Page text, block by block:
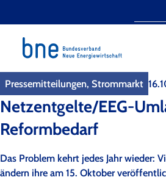
Pressemitteilungen, Strommarkt
Netzentgelte/EEG-
Reformbedarf
Das Problem kehrt jedes Jahr wieder:
ändern ihre am 15. Oktober